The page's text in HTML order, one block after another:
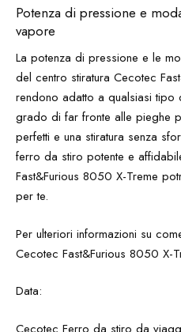
Potenza di pressione e
vapore
La potenza di pressione e le
del centro stiratura Cecotec
rendono adatto a qualsiasi tipo
grado di far fronte alle pieghe
perfetti e una stiratura senza
ferro da stiro potente e
Fast&Furious 8050 X-Treme
per te.
Per ulteriori informazioni su
Cecotec Fast&Furious 8050 X-
Data:
Cecotec Ferro da stiro da